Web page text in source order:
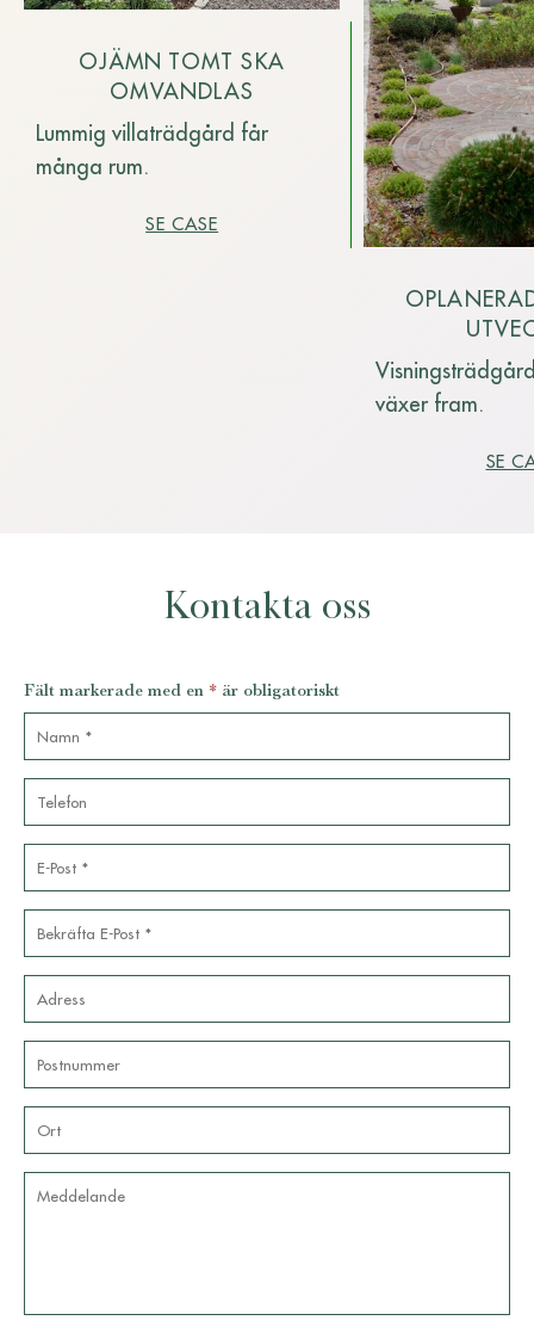
OJÄMN TOMT SKA
OMVANDLAS
Lummig villaträdgård får
många rum.
SE CASE
växer fram.
SE
Kontakta oss
Fält markerade med en * är obligatoriskt